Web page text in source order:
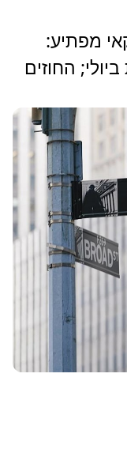
מפתיע:
ביולי; החוזים